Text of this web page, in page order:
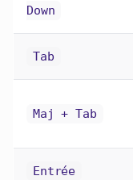
Down
Tab
Maj + Tab
Entrée